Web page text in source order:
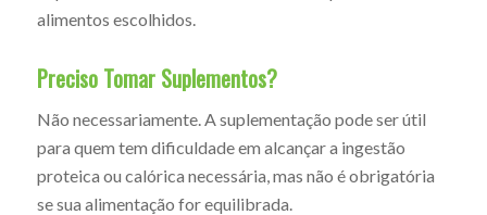
alimentos escolhidos.
Preciso Tomar Suplementos?
Não necessariamente. A suplementação pode ser útil
para quem tem dificuldade em alcançar a ingestão
proteica ou calórica necessária, mas não é obrigatória
se sua alimentação for equilibrada.